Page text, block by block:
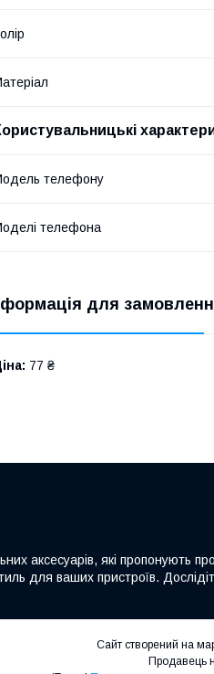
телефону
телефона
для
77 ₴
аксесуарів, які
для ваших пристроїв.
Сайт створений на
Продавець